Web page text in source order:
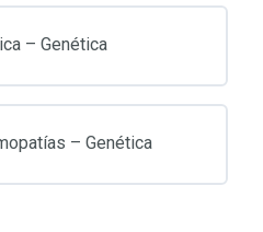
– Genética
– Genética